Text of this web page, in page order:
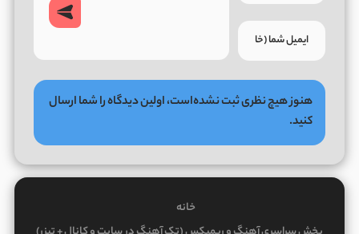
هنوز هیچ نظری ثبت نشده‌است، اولین دیدگاه را شما ارسال
کنید.
خانه